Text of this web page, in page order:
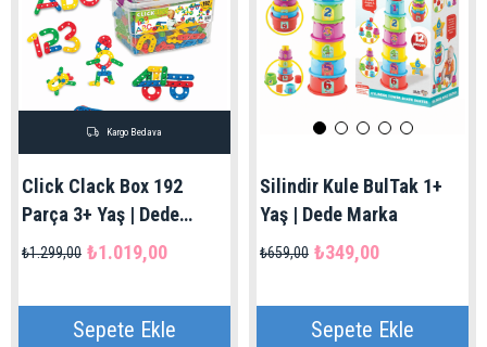
Click Clack Box 192
Parça 3+ Yaş | Dede
Marka
₺1.019,00
₺1.299,00
Sepete Ekle
Kargo Bedava
Silindir Kule BulTak 1+
Yaş | Dede Marka
₺349,00
₺659,00
Sepete Ekle